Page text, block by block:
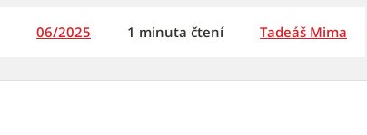
06/2025 1 minuta čtení Tadeáš Mima